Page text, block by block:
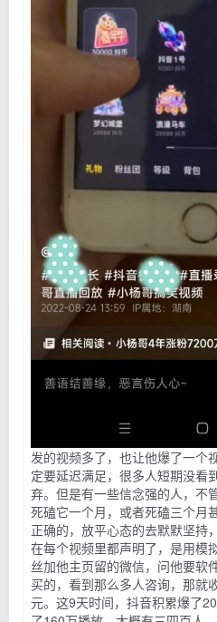
发的视频多了，也让他爆了一个
定要延迟满足，很多人短期没看
弃。但是有一些信念强的人，不
死磕它一个月，或者死磕三个月
正确的，放平心态的去默默坚持
在每个视频里都声明了，是用模
丝加他主页留的微信，问他要软
买的，看到那么多人咨询，那就
元。这9天时间，抖音积累爆了